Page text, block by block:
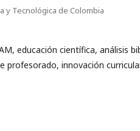
y Tecnológica de Colombia
educación científica, análisis
profesorado, innovación